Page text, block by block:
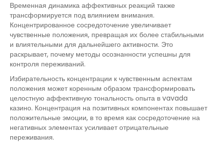
Временная динамика аффективных реакций также
трансформируется под влиянием внимания.
Концентрированное сосредоточение увеличивает
чувственные положения, превращая их более стабильными
и влиятельными для дальнейшего активности. Это
раскрывает, почему методы осознанности успешны для
контроля переживаний.
Избирательность концентрации к чувственным аспектам
положения может коренным образом трансформировать
целостную аффективную тональность опыта в vavada
казино. Концентрация на позитивных компонентах повышает
положительные эмоции, в то время как сосредоточение на
негативных элементах усиливает отрицательные
переживания.